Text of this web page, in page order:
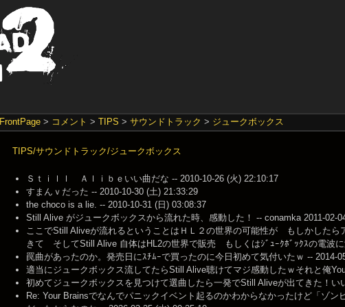
FrontPage> コメント > TIPS > サウンドトラック > ジュークボックス
TIPS/サウンドトラック/ジュークボックス
Ｓｔｉｌｌ Ａｌｉｂｅいい曲だな -- 2010-10-26 (火) 22:10:17
すまんｖだった -- 2010-10-30 (土) 21:33:29
the choco is a lie. -- 2010-10-31 (日) 03:08:37
Still Alive がジュークボックスから流れた時、感動した！ -- conamka 2011-02-
ここでStill Aliveが流れるということはＨＬ２の世界の可能性が もしかした
きて そしてStill Alive 自体はHL2の世界で販売 もしくはｼﾞｭｰｸﾎﾞｯｸｽの電波
罠曲があったのか。発売日にｽﾁﾑｰで買ったのに今日初めて気付いたｗ -- 2014-
適当にジュークボックス流してたらStill Alive聴けてマジ感動したｗそれと俺
初めてジュークボックスを見つけて選曲したら一発でStill Aliveが出てきた！い
Re: Your Brainsでなんでパニックイベント起るのかわからなかったけど「ゾ